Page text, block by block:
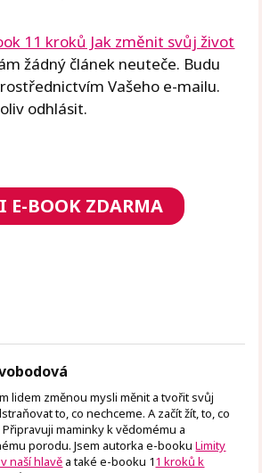
11 kroků Jak změnit svůj život
žádný článek neuteče. Budu
Vašeho e-mailu.
odhlásit.
E-BOOK ZDARMA
lidem změnou mysli měnit a tvořit svůj
to, co nechceme. A začít žít, to, co
Připravuji maminky k vědomému a
porodu. Jsem autorka e-bookuLimity
naší hlavě a také e-booku 11 kroků k